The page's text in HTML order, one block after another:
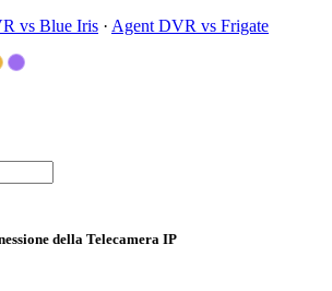
vs Blue Iris · Agent DVR vs Frigate
della Telecamera IP